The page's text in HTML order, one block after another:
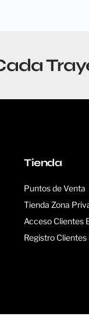
Tienda
Puntos de Venta
Tienda Zona
Acceso Clientes
Registro Clientes